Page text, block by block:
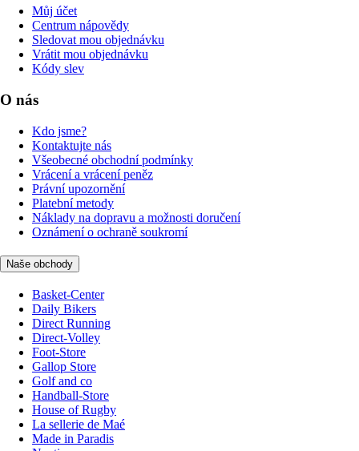
Můj účet
Centrum nápovědy
Sledovat mou objednávku
Vrátit mou objednávku
Kódy slev
O nás
Kdo jsme?
Kontaktujte nás
Všeobecné obchodní podmínky
Vrácení a vrácení peněz
Právní upozornění
Platební metody
Náklady na dopravu a možnosti doručení
Oznámení o ochraně soukromí
Naše obchody
Basket-Center
Daily Bikers
Direct Running
Direct-Volley
Foot-Store
Gallop Store
Golf and co
Handball-Store
House of Rugby
La sellerie de Maé
Made in Paradis